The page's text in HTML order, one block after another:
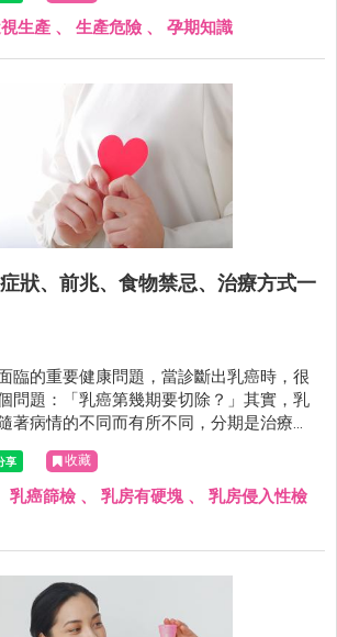
生產 、 生產危險 、 孕期知識
狀、前兆、食物禁忌、治療方式一
臨的重要健康問題，當診斷出乳癌時，很
問題：「乳癌第幾期要切除？」其實，乳
著病情的不同而有所不同，分期是治療計
。
收藏
乳癌篩檢 、 乳房有硬塊、 乳房侵入性檢